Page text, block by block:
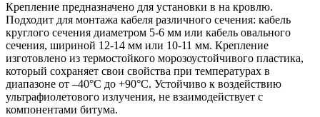
Крепление предназначено для установки в на кровлю.
Подходит для монтажа кабеля различного сечения: кабель
круглого сечения диаметром 5-6 мм или кабель овального
сечения, шириной 12-14 мм или 10-11 мм. Крепление
изготовлено из термостойкого морозоустойчивого пластика,
который сохраняет свои свойства при температурах в
диапазоне от –40°C до +90°C. Устойчиво к воздействию
ультрафиолетового излучения, не взаимодействует с
компонентами битума.